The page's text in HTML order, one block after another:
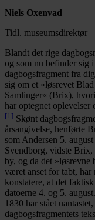
Niels Oxenvad
Tidl. museumsdirektør
Blandt det rige
og som nu befinder sig
dagbogsfragment fra
sig om et »løsrevet
Samlinger« (Brix),
har optegnet oplevelser
[1] Skønt
årsangivelse, henførte
som Andersen 5.
Svendborg, vidste
by, og da det »løsrevne
været anset for tabt, har
konstatere, at det faktisk
datoerne 4. og 5.
1830 har stået
dagbogsfragmentets